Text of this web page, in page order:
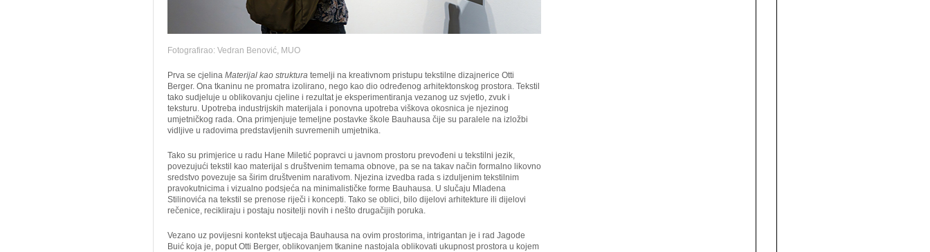
Fotografirao: Vedran Benović, MUO
Prva se cjelina Materijal kao struktura temelji na kreativnom pristupu tekstilne dizajnerice Otti
Berger. Ona tkaninu ne promatra izolirano, nego kao dio određenog arhitektonskog prostora. Tekstil
tako sudjeluje u oblikovanju cjeline i rezultat je eksperimentiranja vezanog uz svjetlo, zvuk i
teksturu. Upotreba industrijskih materijala i ponovna upotreba viškova okosnica je njezinog
umjetničkog rada. Ona primjenjuje temeljne postavke škole Bauhausa čije su paralele na izložbi
vidljive u radovima predstavljenih suvremenih umjetnika.
Tako su primjerice u radu Hane Miletić popravci u javnom prostoru prevođeni u tekstilni jezik,
povezujući tekstil kao materijal s društvenim temama obnove, pa se na takav način formalno likovno
sredstvo povezuje sa širim društvenim narativom. Njezina izvedba rada s izduljenim tekstilnim
pravokutnicima i vizualno podsjeća na minimalističke forme Bauhausa. U slučaju Mladena
Stilinovića na tekstil se prenose riječi i koncepti. Tako se oblici, bilo dijelovi arhitekture ili dijelovi
rečenice, recikliraju i postaju nositelji novih i nešto drugačijih poruka.
Vezano uz povijesni kontekst utjecaja Bauhausa na ovim prostorima, intrigantan je i rad Jagode
Buić koja je, poput Otti Berger, oblikovanjem tkanine nastojala oblikovati ukupnost prostora u kojem